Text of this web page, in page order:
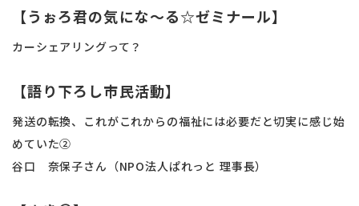
【うぉろ君の気にな～る☆ゼミナール】
カーシェアリングって？
【語り下ろし市民活動】
発送の転換、これがこれからの福祉には必要だと切実に感じ始
めていた②
谷口 奈保子さん（NPO法人ぱれっと 理事長）